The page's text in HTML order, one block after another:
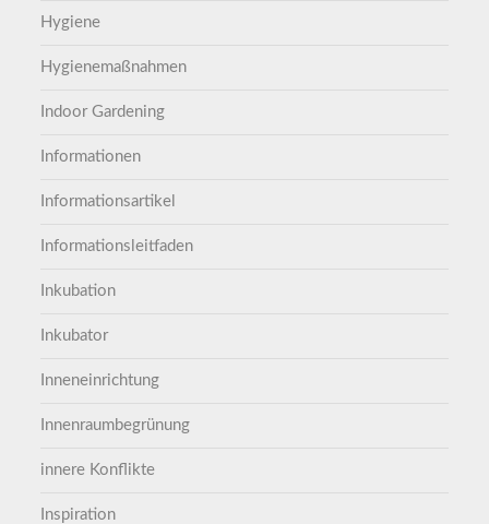
Hygiene
Hygienemaßnahmen
Indoor Gardening
Informationen
Informationsartikel
Informationsleitfaden
Inkubation
Inkubator
Inneneinrichtung
Innenraumbegrünung
innere Konflikte
Inspiration